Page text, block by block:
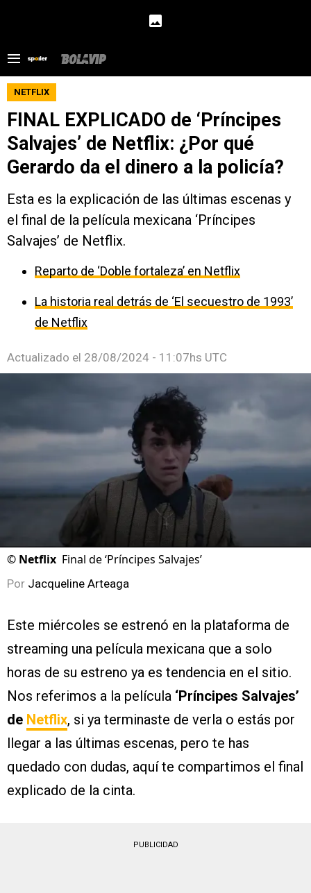
NETFLIX
FINAL EXPLICADO de ‘Príncipes
Salvajes’ de Netflix: ¿Por qué
Gerardo da el dinero a la policía?
Esta es la explicación de las últimas escenas y
el final de la película mexicana ‘Príncipes
Salvajes’ de Netflix.
Reparto de ‘Doble fortaleza’ en Netflix
La historia real detrás de ‘El secuestro de 1993’
de Netflix
Actualizado el 28/08/2024 - 11:07hs UTC
© Netflix Final de ‘Príncipes Salvajes’
Por Jacqueline Arteaga
Este miércoles se estrenó en la plataforma de
streaming una película mexicana que a solo
horas de su estreno ya es tendencia en el sitio.
Nos referimos a la película ‘Príncipes Salvajes’
de Netflix, si ya terminaste de verla o estás por
llegar a las últimas escenas, pero te has
quedado con dudas, aquí te compartimos el final
explicado de la cinta.
PUBLICIDAD